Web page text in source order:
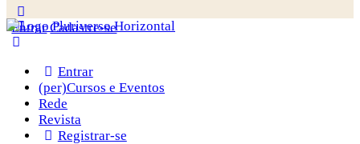
Entrar Cadastre-se
Entrar
(per)Cursos e Eventos
Rede
Revista
Registrar-se